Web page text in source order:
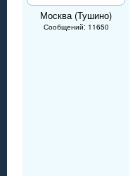
Москва (Тушино)
Сообщений: 11650